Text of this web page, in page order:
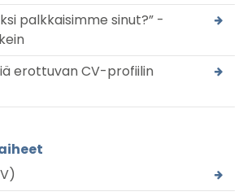
palkkaisimme sinut?” -
erottuvan CV-profiilin